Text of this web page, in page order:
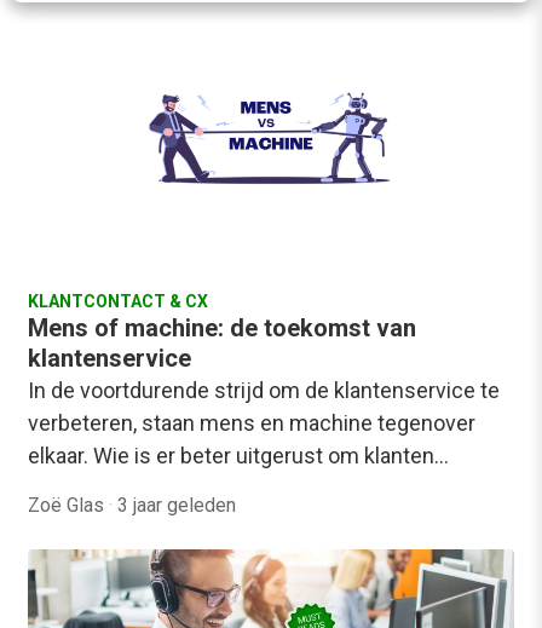
KLANTCONTACT & CX
Mens of machine: de toekomst van
klantenservice
In de voortdurende strijd om de klantenservice te
verbeteren, staan mens en machine tegenover
elkaar. Wie is er beter uitgerust om klanten…
Zoë Glas · 3 jaar geleden